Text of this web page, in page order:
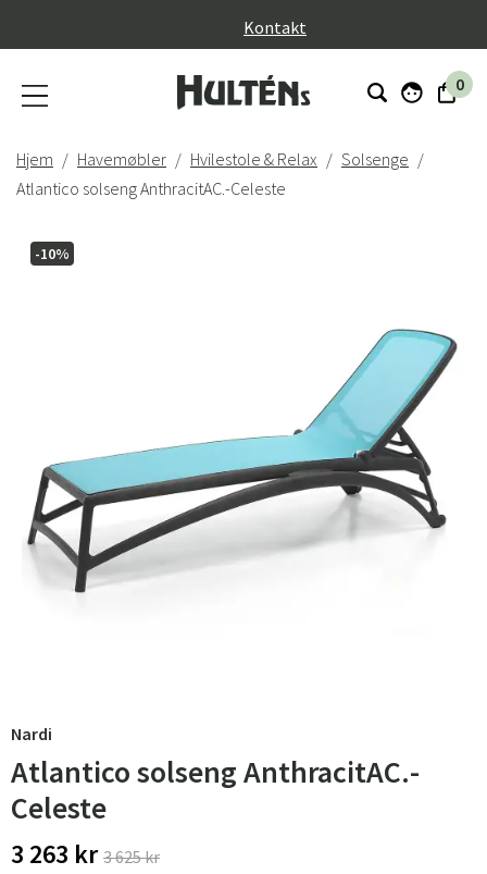
Kontakt
0
Hjem Havemøbler Hvilestole & Relax
Solsenge
Atlantico solseng AnthracitAC.-Celeste
-10%
Nardi
Atlantico solseng AnthracitAC.-
Celeste
3 263 kr 3 625 kr